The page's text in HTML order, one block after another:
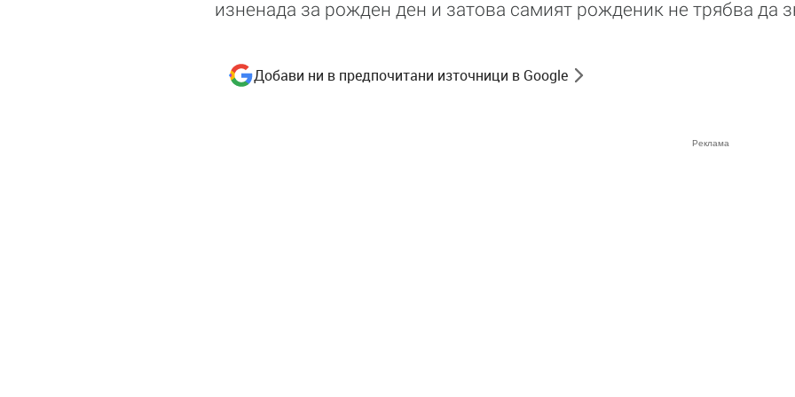
изненада за рожден ден и затова самият рожденик не трябва да
Добави ни в предпочитани източници в Google